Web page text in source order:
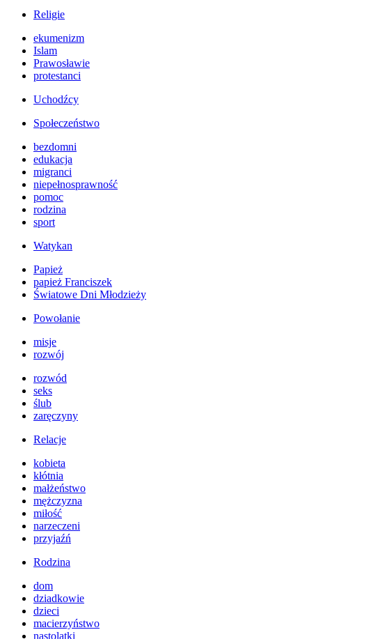
Religie
ekumenizm
Islam
Prawosławie
protestanci
Uchodźcy
Społeczeństwo
bezdomni
edukacja
migranci
niepełnosprawność
pomoc
rodzina
sport
Watykan
Papież
papież Franciszek
Światowe Dni Młodzieży
Powołanie
misje
rozwój
rozwód
seks
ślub
zaręczyny
Relacje
kobieta
kłótnia
małżeństwo
mężczyzna
miłość
narzeczeni
przyjaźń
Rodzina
dom
dziadkowie
dzieci
macierzyństwo
nastolatki